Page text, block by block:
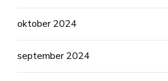
oktober 2024
september 2024